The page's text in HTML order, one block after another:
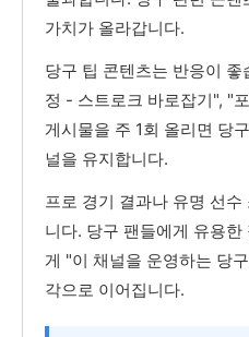
가치가 올라갑니다.
당구 팁 콘텐츠는 반응이
정 - 스트로크 바로잡기", "
게시물을 주 1회 올리면 당
널을 유지합니다.
프로 경기 결과나 유명 선
니다. 당구 팬들에게 유용
게 "이 채널을 운영하는 당
각으로 이어집니다.